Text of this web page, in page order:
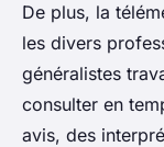
De plus, la
les divers
généralistes
consulter en
avis, des